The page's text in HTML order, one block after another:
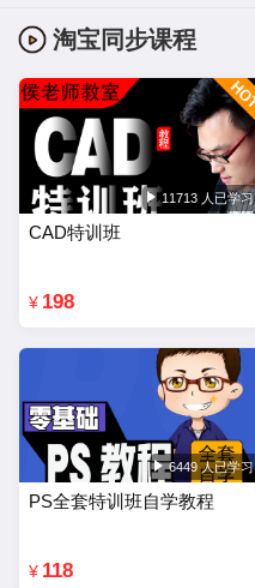
淘宝同步课程
11713 人已学习
CAD特训班
¥ 198
6449 人已学习
PS全套特训班自学教程
¥ 118